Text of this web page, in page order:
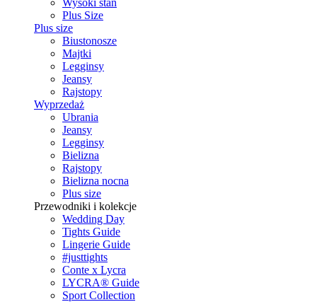
Wysoki stan
Plus Size
Plus size
Biustonosze
Majtki
Legginsy
Jeansy
Rajstopy
Wyprzedaż
Ubrania
Jeansy
Legginsy
Bielizna
Rajstopy
Bielizna nocna
Plus size
Przewodniki i kolekcje
Wedding Day
Tights Guide
Lingerie Guide
#justtights
Conte x Lycra
LYCRA® Guide
Sport Сollection